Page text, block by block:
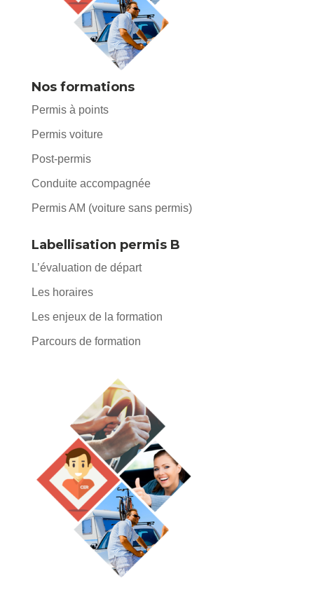
Nos formations
Permis à points
Permis voiture
Post-permis
Conduite accompagnée
Permis AM (voiture sans permis)
Labellisation permis B
L’évaluation de départ
Les horaires
Les enjeux de la formation
Parcours de formation